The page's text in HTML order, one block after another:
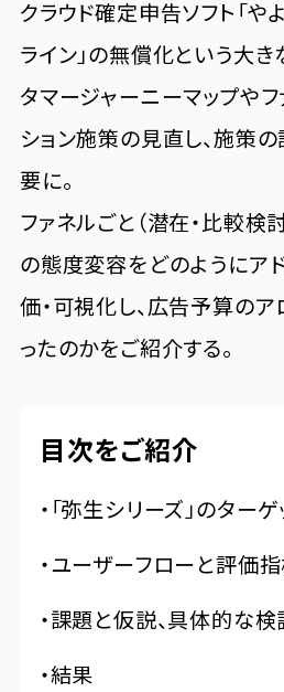
クラウド確定申告ソフト「
ライン」の無償化という大
タマージャーニーマップや
ション施策の見直し、施策
要に。
ファネルごと（潜在・比較検
の態度変容をどのようにア
価・可視化し、広告予算の
ったのかをご紹介する。
目次をご紹介
・「弥生シリーズ」のター
・ユーザーフローと評価
・課題と仮説、具体的な
・結果